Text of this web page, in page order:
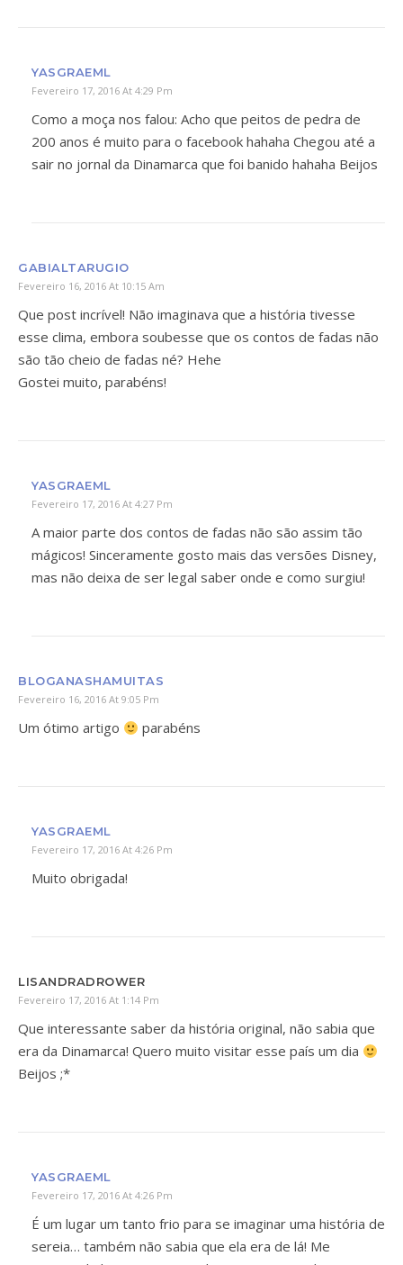
YASGRAEML
Fevereiro 17, 2016 At 4:29 Pm
Como a moça nos falou: Acho que peitos de pedra de
200 anos é muito para o facebook hahaha Chegou até a
sair no jornal da Dinamarca que foi banido hahaha Beijos
GABIALTARUGIO
Fevereiro 16, 2016 At 10:15 Am
Que post incrível! Não imaginava que a história tivesse
esse clima, embora soubesse que os contos de fadas não
são tão cheio de fadas né? Hehe
Gostei muito, parabéns!
YASGRAEML
Fevereiro 17, 2016 At 4:27 Pm
A maior parte dos contos de fadas não são assim tão
mágicos! Sinceramente gosto mais das versões Disney,
mas não deixa de ser legal saber onde e como surgiu!
BLOGANASHAMUITAS
Fevereiro 16, 2016 At 9:05 Pm
Um ótimo artigo parabéns
YASGRAEML
Fevereiro 17, 2016 At 4:26 Pm
Muito obrigada!
LISANDRADROWER
Fevereiro 17, 2016 At 1:14 Pm
Que interessante saber da história original, não sabia que
era da Dinamarca! Quero muito visitar esse país um dia
Beijos ;*
YASGRAEML
Fevereiro 17, 2016 At 4:26 Pm
É um lugar um tanto frio para se imaginar uma história de
sereia… também não sabia que ela era de lá! Me